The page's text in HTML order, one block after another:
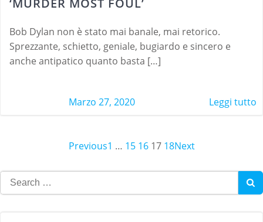
‘MURDER MOST FOUL’
Bob Dylan non è stato mai banale, mai retorico.
Sprezzante, schietto, geniale, bugiardo e sincero e
anche antipatico quanto basta […]
Marzo 27, 2020 Leggi tutto
Posts
navigation
PreviousPosts
navigation
Page
1 … Page
15 Page
16 Page
17 Page
18Posts
navigation
Next
Search
for: